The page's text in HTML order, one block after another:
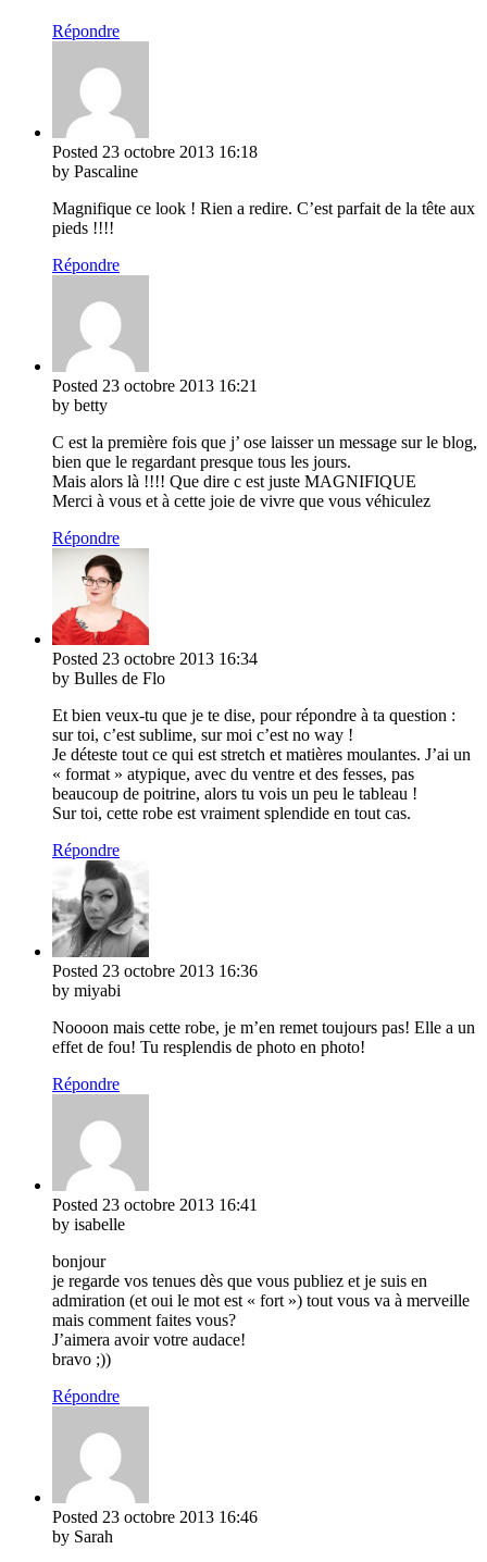
Répondre
Posted 23 octobre 2013 16:18
by Pascaline
Magnifique ce look ! Rien a redire. C’est parfait de la tête aux
pieds !!!!
Répondre
Posted 23 octobre 2013 16:21
by betty
C est la première fois que j’ ose laisser un message sur le blog,
bien que le regardant presque tous les jours.
Mais alors là !!!! Que dire c est juste MAGNIFIQUE
Merci à vous et à cette joie de vivre que vous véhiculez
Répondre
Posted 23 octobre 2013 16:34
by Bulles de Flo
Et bien veux-tu que je te dise, pour répondre à ta question :
sur toi, c’est sublime, sur moi c’est no way !
Je déteste tout ce qui est stretch et matières moulantes. J’ai un
« format » atypique, avec du ventre et des fesses, pas
beaucoup de poitrine, alors tu vois un peu le tableau !
Sur toi, cette robe est vraiment splendide en tout cas.
Répondre
Posted 23 octobre 2013 16:36
by miyabi
Noooon mais cette robe, je m’en remet toujours pas! Elle a un
effet de fou! Tu resplendis de photo en photo!
Répondre
Posted 23 octobre 2013 16:41
by isabelle
bonjour
je regarde vos tenues dès que vous publiez et je suis en
admiration (et oui le mot est « fort ») tout vous va à merveille
mais comment faites vous?
J’aimera avoir votre audace!
bravo ;))
Répondre
Posted 23 octobre 2013 16:46
by Sarah